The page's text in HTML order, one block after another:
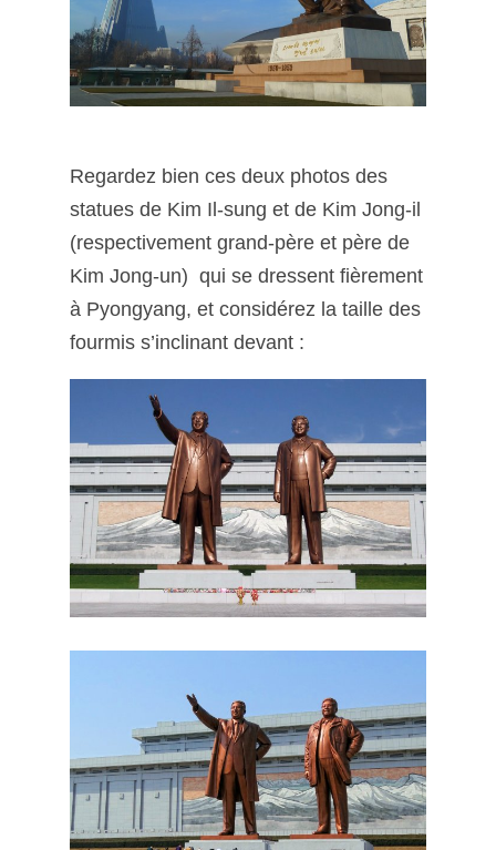
Regardez bien ces deux photos des
statues de Kim Il-sung et de Kim Jong-il
(respectivement grand-père et père de
Kim Jong-un) qui se dressent fièrement
à Pyongyang, et considérez la taille des
fourmis s’inclinant devant :